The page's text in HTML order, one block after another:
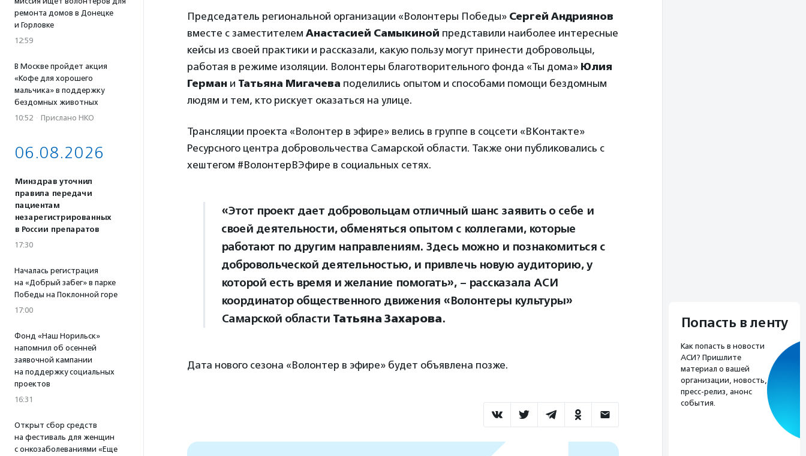
ремонта домов в Донецке
и Горловке
12:59
В Москве пройдет акция
«Кофе для хорошего
мальчика» в поддержку
бездомных животных
10:52 · Прислано НКО
06.08.2026
Минздрав уточнил
правила передачи
пациентам
незарегистрированных
в России препаратов
17:30
Началась регистрация
на «Добрый забег» в парке
Победы на Поклонной горе
17:00
Фонд «Наш Норильск»
напомнил об осенней
заявочной кампании
на поддержку социальных
проектов
16:31
Открыт сбор средств
на фестиваль для женщин
с онкозаболеваниями «Еще
Председатель региональной организации «Волонтеры Победы» Сергей Андриянов
вместе с заместителем Анастасией Самыкиной представили наиболее интересные
кейсы из своей практики и рассказали, какую пользу могут принести добровольцы,
работая в режиме изоляции. Волонтеры благотворительного фонда «Ты дома» Юлия
Герман и Татьяна Мигачева поделились опытом и способами помощи бездомным
людям и тем, кто рискует оказаться на улице.
Трансляции проекта «Волонтер в эфире» велись в группе в соцсети «ВКонтакте»
Ресурсного центра добровольчества Самарской области. Также они публиковались с
хештегом #ВолонтерВЭфире в социальных сетях.
«Этот проект дает добровольцам отличный шанс заявить о себе и
своей деятельности, обменяться опытом с коллегами, которые
работают по другим направлениям. Здесь можно и познакомиться с
добровольческой деятельностью, и привлечь новую аудиторию, у
которой есть время и желание помогать», – рассказала АСИ
координатор общественного движения «Волонтеры культуры»
Самарской области Татьяна Захарова.
Дата нового сезона «Волонтер в эфире» будет объявлена позже.
Попасть в ленту
Как попасть в новости
АСИ? Пришлите
материал о вашей
организации, новость,
пресс-релиз, анонс
события.